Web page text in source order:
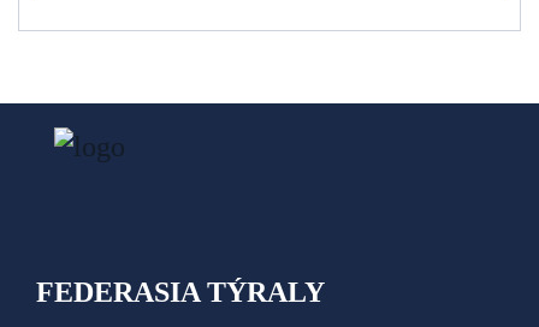
FEDERASIA TÝRALY